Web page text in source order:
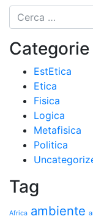
Categorie
EstEtica
Etica
Fisica
Logica
Metafisica
Politica
Tag
Africa ambiente